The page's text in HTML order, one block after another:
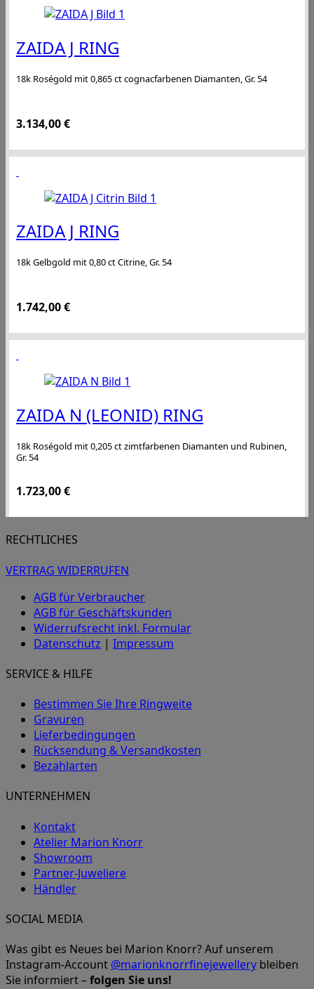
ZAIDA J RING
18k Roségold mit 0,865 ct cognacfarbenen Diamanten, Gr. 54
3.134,00€
ZAIDA J RING
18k Gelbgold mit 0,80 ct Citrine, Gr. 54
1.742,00€
ZAIDA N (LEONID) RING
18k Roségold mit 0,205 ct zimtfarbenen Diamanten und Rubinen,
Gr. 54
1.723,00€
RECHTLICHES
VERTRAG WIDERRUFEN
AGB für Verbraucher
AGB für Geschäftskunden
Widerrufsrecht inkl. Formular
Datenschutz | Impressum
SERVICE & HILFE
Bestimmen Sie Ihre Ringweite
Gravuren
Lieferbedingungen
Rücksendung & Versandkosten
Bezahlarten
UNTERNEHMEN
Kontakt
Atelier Marion Knorr
Showroom
Partner-Juweliere
Händler
SOCIAL MEDIA
Was gibt es Neues bei Marion Knorr? Auf unserem
Instagram-Account @marionknorrfinejewellery bleiben
Sie informiert –folgen Sie uns!